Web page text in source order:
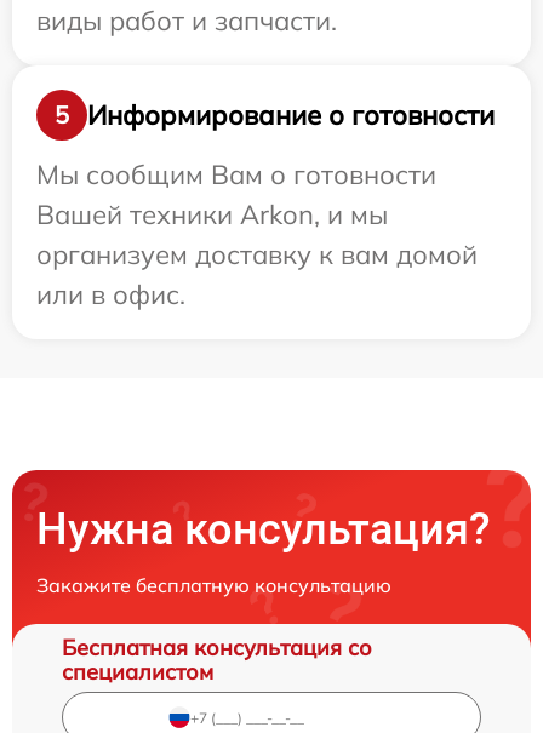
виды работ и запчасти.
5
Информирование о готовности
Мы сообщим Вам о готовности
Вашей техники Arkon, и мы
организуем доставку к вам домой
или в офис.
Нужна консультация?
Закажите бесплатную консультацию
Бесплатная консультация со
специалистом